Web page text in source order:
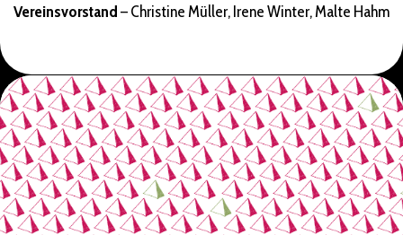
Vereinsvorstand– Christine Müller, Irene Winter, Malte Hahm